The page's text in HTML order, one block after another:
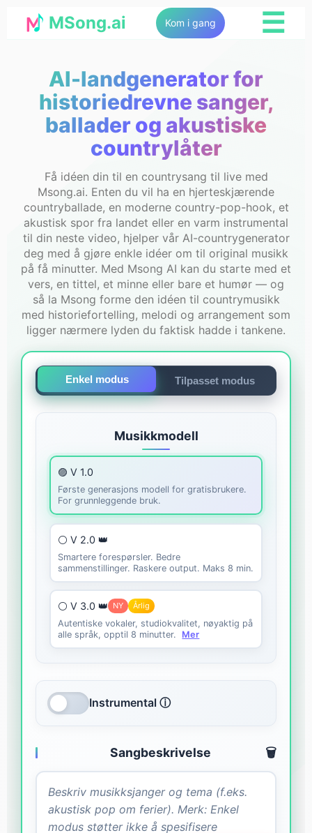
MSong.ai Kom i gang ☰
AI-landgenerator for
historiedrevne sanger,
ballader og akustiske
countrylåter
Få idéen din til en countrysang til live med
Msong.ai. Enten du vil ha en hjerteskjærende
countryballade, en moderne country-pop-hook, et
akustisk spor fra landet eller en varm instrumental
til din neste video, hjelper vår AI-countrygenerator
deg med å gjøre enkle idéer om til original musikk
på få minutter. Med Msong AI kan du starte med et
vers, en tittel, et minne eller bare et humør — og
så la Msong forme den idéen til countrymusikk
med historiefortelling, melodi og arrangement som
ligger nærmere lyden du faktisk hadde i tankene.
Enkel modus Tilpasset modus
Musikkmodell
🟣 V 1.0
Første generasjons modell for gratisbrukere.
For grunnleggende bruk.
⚪ V 2.0 👑
Smartere forespørsler. Bedre
sammenstillinger. Raskere output. Maks 8 min.
⚪ V 3.0 👑 NY Årlig
Autentiske vokaler, studiokvalitet, nøyaktig på
alle språk, opptil 8 minutter.
Mer
Instrumental ⓘ
Sangbeskrivelse 🗑️